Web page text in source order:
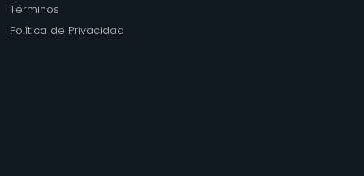
Términos
Política de Privacidad